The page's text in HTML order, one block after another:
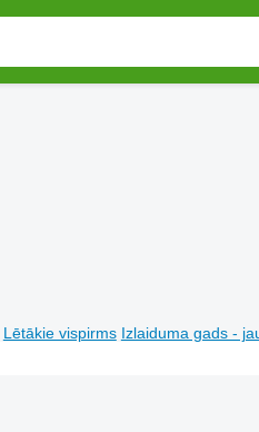
Lētākie vispirms Izlaiduma gads -